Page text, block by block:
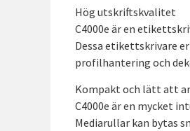
Hög utskriftskvalitet
C4000e är en
Dessa etikettskrivare
profilhantering och
Kompakt och lätt att
C4000e är en mycket
Mediarullar kan bytas